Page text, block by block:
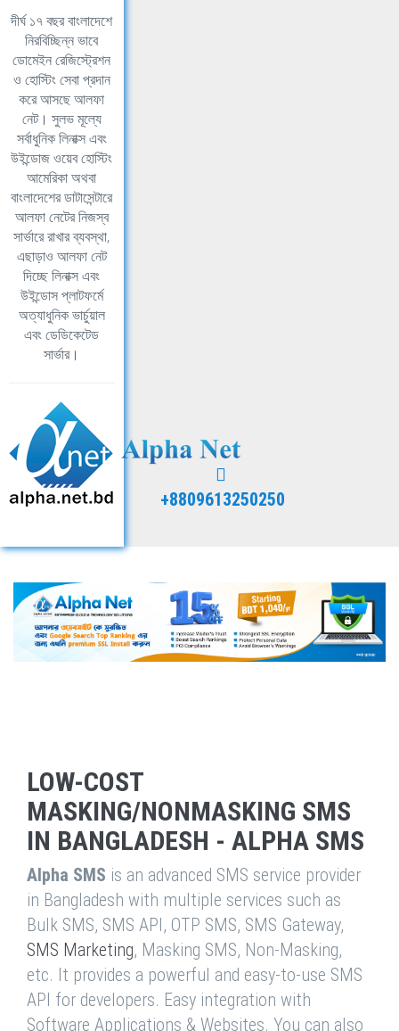
দীর্ঘ ১৭ বছর বাংলাদেশে
নিরবিচ্ছিন্ন ভাবে
ডোমেইন রেজিস্ট্রেশন
ও হোস্টিং সেবা প্রদান
করে আসছে আলফা
নেট। সুলভ মূল্যে
সর্বাধুনিক লিনাক্স এবং
উইন্ডোজ ওয়েব হোস্টিং
আমেরিকা অথবা
বাংলাদেশের ডাটাসেন্টারে
আলফা নেটের নিজস্ব
সার্ভারে রাখার ব্যবস্থা,
এছাড়াও আলফা নেট
দিচ্ছে লিনাক্স এবং
উইন্ডোস প্লাটফর্মে
অত্যাধুনিক ভার্চুয়াল
এবং ডেডিকেটেড
সার্ভার।
+8809613250250
LOW-COST
MASKING/NONMASKING SMS
IN BANGLADESH - ALPHA SMS
Alpha SMS is an advanced SMS service provider
in Bangladesh with multiple services such as
Bulk SMS, SMS API, OTP SMS, SMS Gateway,
SMS Marketing, Masking SMS, Non-Masking,
etc. It provides a powerful and easy-to-use SMS
API for developers. Easy integration with
Software Applications & Websites. You can also